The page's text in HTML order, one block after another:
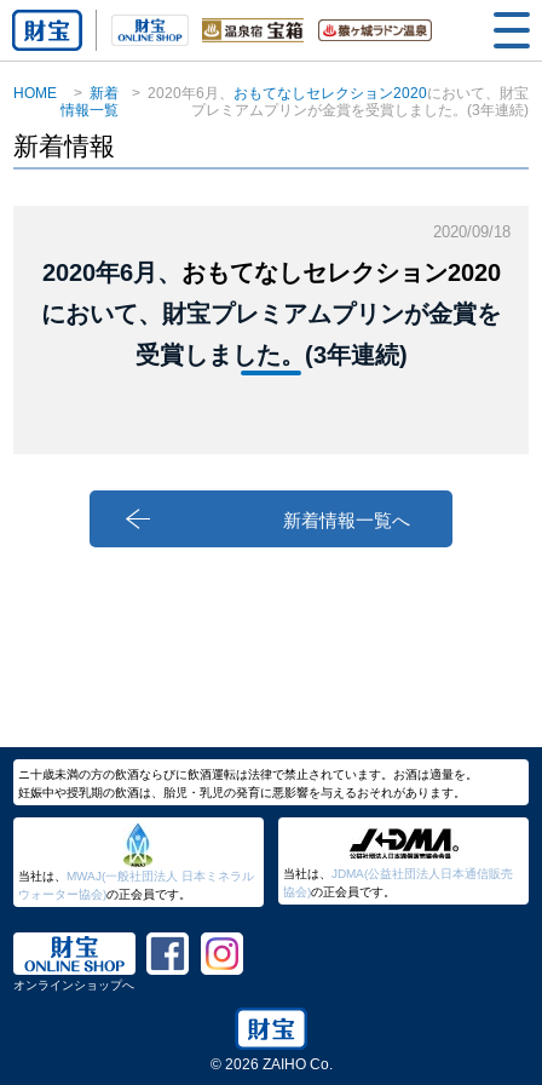
HOME
新着
情報一覧
2020年6月、 おもてなしセレクション2020において、財宝
プレミアムプリンが金賞を受賞しました。(3年連続)
新着情報
2020/09/18
2020年6月、 おもてなしセレクション2020
において、財宝プレミアムプリンが金賞を
受賞しました。(3年連続)
新着情報一覧へ
ニ十歳未満の方の飲酒ならびに飲酒運転は法律で禁止されています。お酒は適量を。
妊娠中や授乳期の飲酒は、胎児・乳児の発育に悪影響を与えるおそれがあります。
当社は、 MWAJ(一般社団法人 日本ミネラル
ウォーター協会)の正会員です。
当社は、JDMA(公益社団法人日本通信販売
協会)の正会員です。
オンラインショップへ
© 2026 ZAIHO Co.